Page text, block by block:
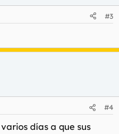
#3
#4
días a que sus